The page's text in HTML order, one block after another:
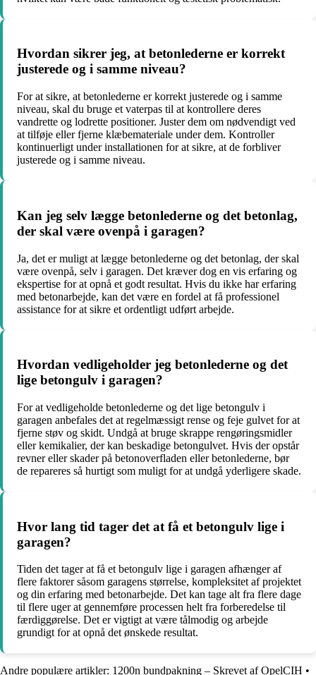
Hvordan sikrer jeg, at betonlederne er korrekt
justerede og i samme niveau?
For at sikre, at betonlederne er korrekt justerede og i samme
niveau, skal du bruge et vaterpas til at kontrollere deres
vandrette og lodrette positioner. Juster dem om nødvendigt ved
at tilføje eller fjerne klæbemateriale under dem. Kontroller
kontinuerligt under installationen for at sikre, at de forbliver
justerede og i samme niveau.
Kan jeg selv lægge betonlederne og det betonlag,
der skal være ovenpå i garagen?
Ja, det er muligt at lægge betonlederne og det betonlag, der skal
være ovenpå, selv i garagen. Det kræver dog en vis erfaring og
ekspertise for at opnå et godt resultat. Hvis du ikke har erfaring
med betonarbejde, kan det være en fordel at få professionel
assistance for at sikre et ordentligt udført arbejde.
Hvordan vedligeholder jeg betonlederne og det
lige betongulv i garagen?
For at vedligeholde betonlederne og det lige betongulv i
garagen anbefales det at regelmæssigt rense og feje gulvet for at
fjerne støv og skidt. Undgå at bruge skrappe rengøringsmidler
eller kemikalier, der kan beskadige betongulvet. Hvis der opstår
revner eller skader på betonoverfladen eller betonlederne, bør
de repareres så hurtigt som muligt for at undgå yderligere skade.
Hvor lang tid tager det at få et betongulv lige i
garagen?
Tiden det tager at få et betongulv lige i garagen afhænger af
flere faktorer såsom garagens størrelse, kompleksitet af projektet
og din erfaring med betonarbejde. Det kan tage alt fra flere dage
til flere uger at gennemføre processen helt fra forberedelse til
færdiggørelse. Det er vigtigt at være tålmodig og arbejde
grundigt for at opnå det ønskede resultat.
Andre populære artikler: 1200n bundpakning – Skrevet af OpelCIH •